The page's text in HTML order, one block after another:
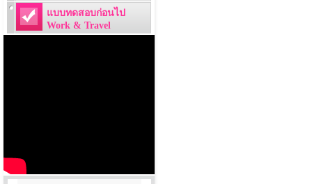
แบบทดสอบก่อนไป
Work & Travel